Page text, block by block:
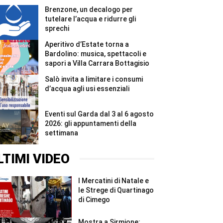
di
anno
#Shorts
Brenzone, un decalogo per
tutelare l’acqua e ridurre gli
sprechi
Aperitivo d’Estate torna a
Bardolino: musica, spettacoli e
sapori a Villa Carrara Bottagisio
Salò invita a limitare i consumi
d’acqua agli usi essenziali
Eventi sul Garda dal 3 al 6 agosto
2026: gli appuntamenti della
settimana
VIDEO
I Mercatini di Natale e
le Strege di Quartinago
di Cimego